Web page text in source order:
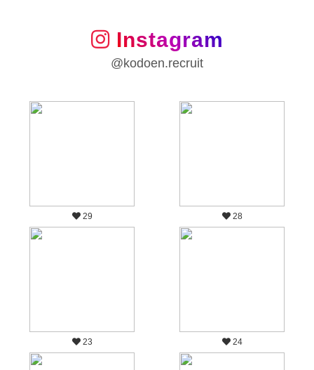
Instagram
@kodoen.recruit
29 28
23 24